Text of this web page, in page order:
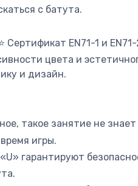
с батута.
EN71-1 и EN71-
цвета и
и дизайн.
такое занятие не
игры.
гарантируют